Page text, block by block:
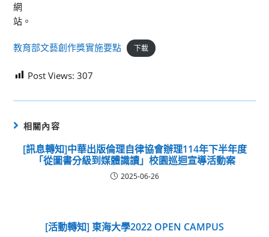
網
站。
教育部文藝創作獎實施要點 下載
Post Views: 307
相關內容
[訊息轉知]中華出版倫理自律協會辦理114年下半年度
「從圖書分級到媒體識讀」校園巡迴宣導活動案
2025-06-26
[活動轉知] 東海大學2022 OPEN CAMPUS